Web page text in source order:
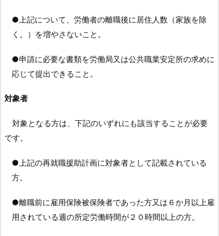
稿
ら
の
連
る
記
●上記について、労働者の離職後に居住人数（家族を除
く。）を増やさないこと。
●申請に必要な書類を労働局又は公共職業安定所の求めに
応じて提出できること。
対象者
対象となる方は、下記のいずれにも該当することが必要
です。
●上記の再就職援助計画に対象者として記載されている
方。
●離職前に雇用保険被保険者であった方又は６か月以上雇
用されている週の所定労働時間が２０時間以上の方。